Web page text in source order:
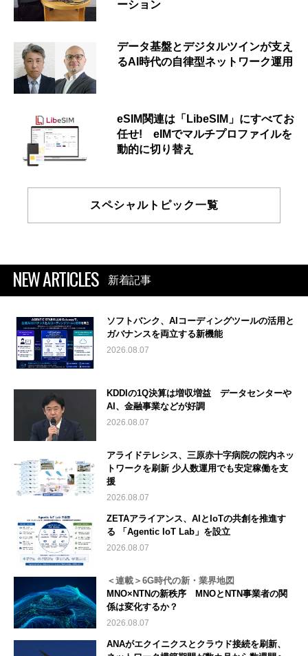
ーション
データ基盤とデジタルツインが支え
るAI時代の自律型ネットワーク運用
eSIM関連は「LibeSIM」にすべてお
任せ! eIMでマルチプロファイルを
動的に切り替え
スペシャルトピック一覧
NEW ARTICLES 新着記事
ソフトバンク、AIコーディングツールの活用と
ガバナンスを両立する新機能
2026.08.07
KDDIの1Q決算は増収増益 データセンターや
AI、金融事業などが好調
2026.08.07
アライドテレシス、三原赤十字病院の院内ネッ
トワークを刷新 少人数運用でも安定稼働を支
援
2026.08.07
ZETAアライアンス、AIとIoTの共創を推進す
る 「Agentic IoT Lab」を設立
2026.08.07
＜連載＞6G時代の新・業界地図
MNO×NTNの新秩序 MNOとNTN事業者の関
係は変化するか？
2026.08.07
ANAがエクイニクスとクラウド接続を刷新、